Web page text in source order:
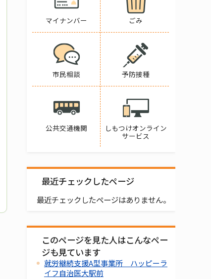
マイナンバー ごみ
市民相談 予防接種
公共交通機関
しもつけオンライン
サービス
最近チェックしたページ
最近チェックしたページはありません。
このページを見た人はこんなペー
ジも見ています
就労継続支援A型事業所 ハッピーラ
イフ自治医大駅前